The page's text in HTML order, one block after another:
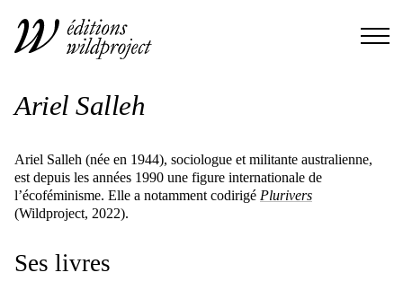
Ariel Salleh
Ariel Salleh (née en 1944), sociologue et militante australienne,
est depuis les années 1990 une figure internationale de
l’écoféminisme. Elle a notamment codirigé Plurivers
(Wildproject, 2022).
Ses livres